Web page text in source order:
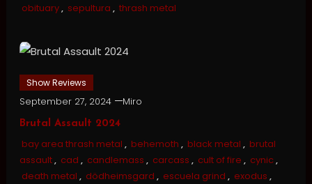
obituary, sepultura , thrash metal
Show Reviews
September 27, 2024 Miro
Brutal Assault 2024
bay area thrash metal , behemoth , black metal , brutal
assault, cad , candlemass , carcass , cult of fire , cynic,
death metal , dödheimsgard , escuela grind , exodus ,